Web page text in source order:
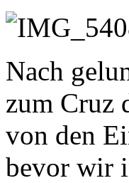
Nach
zum Cruz
von den
bevor wir